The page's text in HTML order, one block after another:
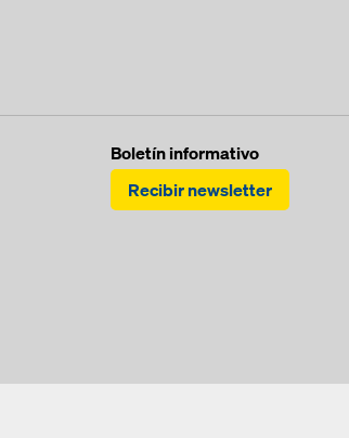
Boletín informativo
Recibir newsletter